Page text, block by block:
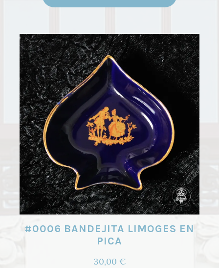
#0006 BANDEJITA LIMOGES EN
PICA
30,00 €